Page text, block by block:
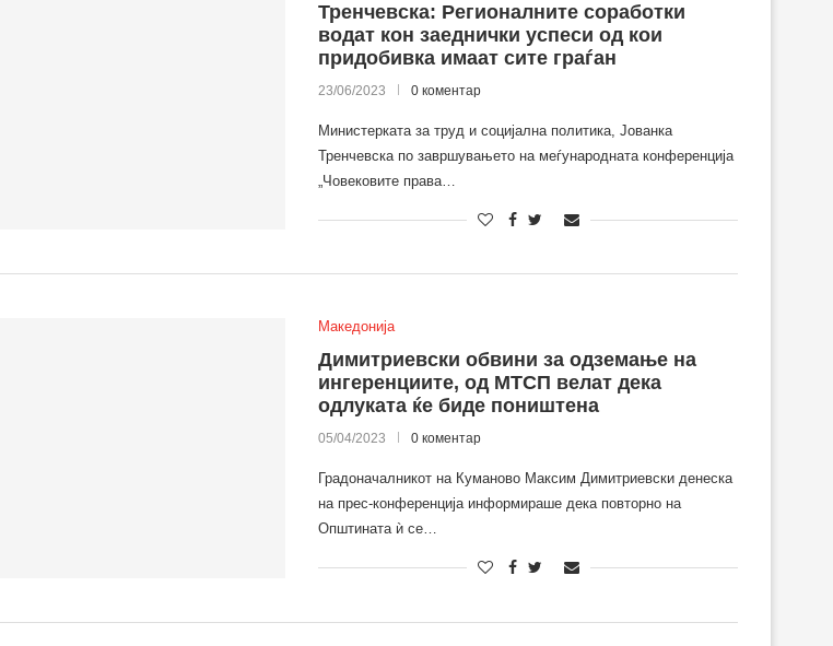
Тренчевска: Регионалните соработки
водат кон заеднички успеси од кои
придобивка имаат сите граѓан
23/06/2023 0 коментар
Министерката за труд и социјална политика, Јованка
Тренчевска по завршувањето на меѓународната конференција
„Човековите права…
Македонија
Димитриевски обвини за одземање на
ингеренциите, од МТСП велат дека
одлуката ќе биде поништена
05/04/2023 0 коментар
Градоначалникот на Куманово Максим Димитриевски денеска
на прес-конференција информираше дека повторно на
Општината ѝ се…